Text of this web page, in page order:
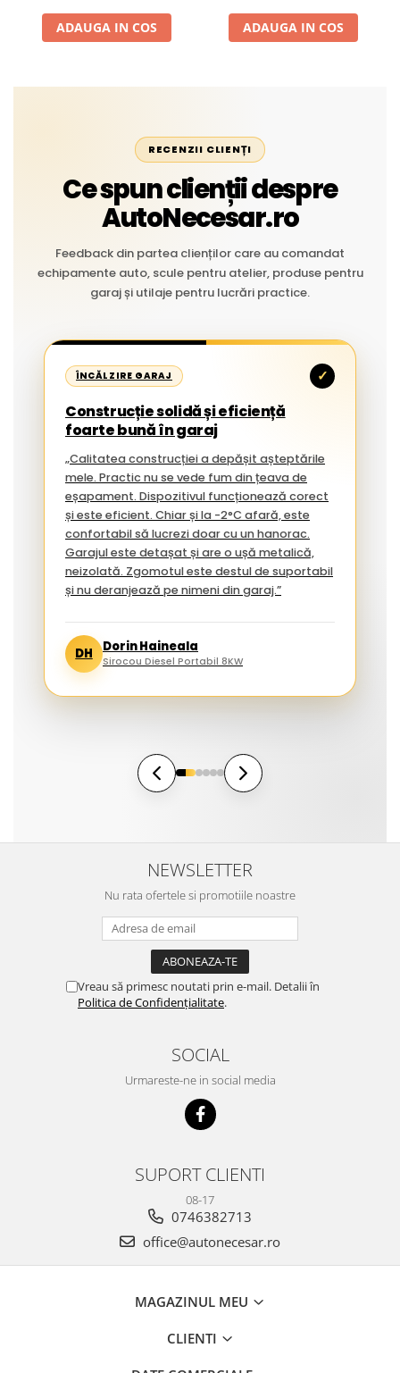
Liniar
ADAUGA IN COS ADAUGA IN COS
RECENZII CLIENȚI
Ce spun clienții despre
AutoNecesar.ro
Feedback din partea clienților care au comandat
echipamente auto, scule pentru atelier, produse pentru
garaj și utilaje pentru lucrări practice.
ÎNCĂLZIRE GARAJ ✓
Construcție solidă și eficiență
foarte bună în garaj
„Calitatea construcției a depășit așteptările
mele. Practic nu se vede fum din țeava de
eșapament. Dispozitivul funcționează corect
și este eficient. Chiar și la -2°C afară, este
confortabil să lucrezi doar cu un hanorac.
Garajul este detașat și are o ușă metalică,
neizolată. Zgomotul este destul de suportabil
și nu deranjează pe nimeni din garaj.”
DH Dorin Haineala
Sirocou Diesel Portabil 8KW
NEWSLETTER
Nu rata ofertele si promotiile noastre
Vreau să primesc noutati prin e-mail. Detalii în
Politica de Confidențialitate.
SOCIAL
Urmareste-ne in social media
SUPORT CLIENTI
08-17
0746382713
office@autonecesar.ro
MAGAZINUL MEU
CLIENTI